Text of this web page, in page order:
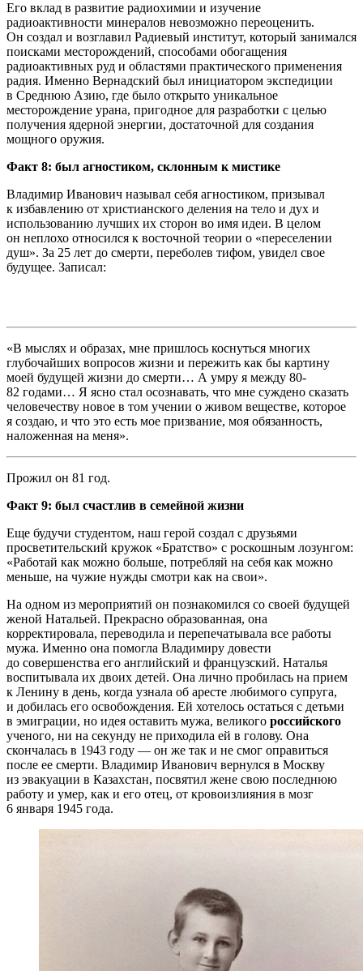
Его вклад в развитие радиохимии и изучение
радиоактивности минералов невозможно переоценить.
Он создал и возглавил Радиевый институт, который занимался
поисками месторождений, способами обогащения
радиоактивных руд и областями практического применения
радия. Именно Вернадский был инициатором экспедиции
в Среднюю Азию, где было открыто уникальное
месторождение урана, пригодное для разработки с целью
получения ядерной энергии, достаточной для создания
мощного оружия.
Факт 8: был агностиком, склонным к мистике
Владимир Иванович называл себя агностиком, призывал
к избавлению от христианского деления на тело и дух и
использованию лучших их сторон во имя идеи. В целом
он неплохо относился к восточной теории о «переселении
душ». За 25 лет до смерти, переболев тифом, увидел свое
будущее. Записал:
«В мыслях и образах, мне пришлось коснуться многих
глубочайших вопросов жизни и пережить как бы картину
моей будущей жизни до смерти… А умру я между 80-
82 годами… Я ясно стал осознавать, что мне суждено сказать
человечеству новое в том учении о живом веществе, которое
я создаю, и что это есть мое призвание, моя обязанность,
наложенная на меня».
Прожил он 81 год.
Факт 9: был счастлив в семейной жизни
Еще будучи студентом, наш герой создал с друзьями
просветительский кружок «Братство» с роскошным лозунгом:
«Работай как можно больше, потребляй на себя как можно
меньше, на чужие нужды смотри как на свои».
На одном из мероприятий он познакомился со своей будущей
женой Натальей. Прекрасно образованная, она
корректировала, переводила и перепечатывала все работы
мужа. Именно она помогла Владимиру довести
до совершенства его английский и французский. Наталья
воспитывала их двоих детей. Она лично пробилась на прием
к Ленину в день, когда узнала об аресте любимого супруга,
и добилась его освобождения. Ей хотелось остаться с детьми
в эмиграции, но идея оставить мужа, великого российского
ученого, ни на секунду не приходила ей в голову. Она
скончалась в 1943 году — он же так и не смог оправиться
после ее смерти. Владимир Иванович вернулся в Москву
из эвакуации в Казахстан, посвятил жене свою последнюю
работу и умер, как и его отец, от кровоизлияния в мозг
6 января 1945 года.